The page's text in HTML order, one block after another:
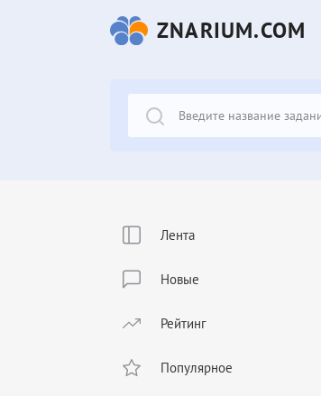
ZNARIUM.COM
Лента
Новые
Рейтинг
Популярное